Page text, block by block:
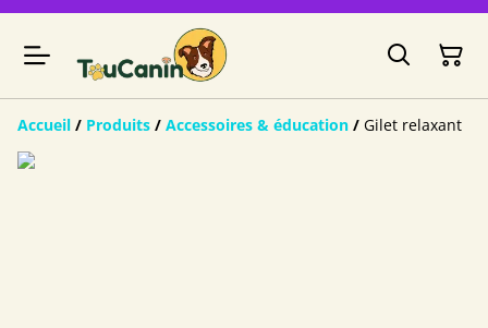
Accueil / Produits / Accessoires & éducation / Gilet relaxant